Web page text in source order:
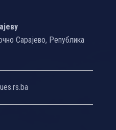
Сарајево, Република